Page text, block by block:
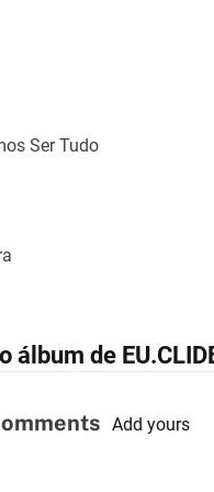
Ser Tudo
álbum de
Add yours